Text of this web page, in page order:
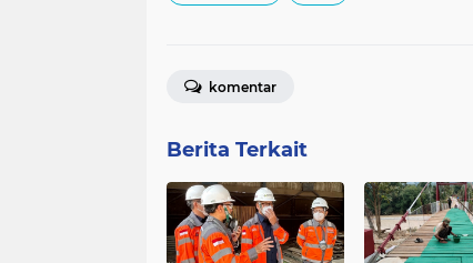
komentar
Berita Terkait